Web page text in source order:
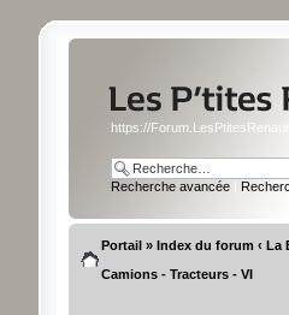
https://
Recherche avancée |
Portail» Index du forum ‹ La
Camions - Tracteurs - VI